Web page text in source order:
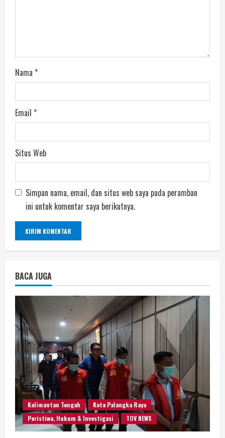
Nama *
Email *
Situs Web
Simpan nama, email, dan situs web saya pada peramban
ini untuk komentar saya berikutnya.
BACA JUGA
Kalimantan Tengah
Kota Palangka Raya
Peristiwa, Hukum & Investigasi
TOV NEWS